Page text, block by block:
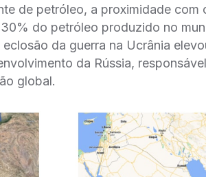
de petróleo, a proximidade com
do petróleo produzido no
da guerra na Ucrânia
da Rússia,
global.